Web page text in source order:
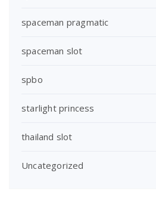
spaceman pragmatic
spaceman slot
spbo
starlight princess
thailand slot
Uncategorized